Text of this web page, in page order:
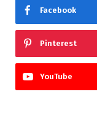
Facebook
Pinterest
YouTube